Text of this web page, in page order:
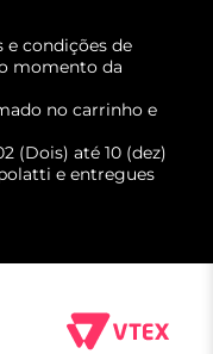
e condições de
momento da
no carrinho e
(Dois) até 10 (dez)
e entregues